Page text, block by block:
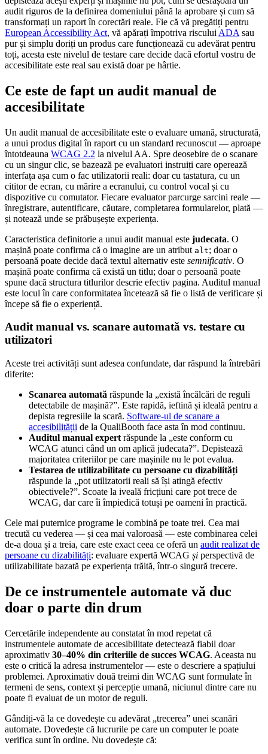
audit riguros de la definirea domeniului până la aprobare și cum să
transformați un raport în corectări reale. Fie că vă pregătiți pentru
European Accessibility Act, vă apărați împotriva riscului ADA sau
pur și simplu doriți un produs care funcționează cu adevărat pentru
toți, acesta este nivelul de testare care decide dacă efortul vostru de
accesibilitate este real sau există doar pe hârtie.
Ce este de fapt un audit manual de
accesibilitate
Un audit manual de accesibilitate este o evaluare umană, structurată,
a unui produs digital în raport cu un standard recunoscut — aproape
întotdeauna WCAG 2.2 la nivelul AA. Spre deosebire de o scanare
cu un singur clic, se bazează pe evaluatori instruiți care operează
interfața așa cum o fac utilizatorii reali: doar cu tastatura, cu un
cititor de ecran, cu mărire a ecranului, cu control vocal și cu
dispozitive cu comutator. Fiecare evaluator parcurge sarcini reale —
înregistrare, autentificare, căutare, completarea formularelor, plată —
și notează unde se prăbușește experiența.
Caracteristica definitorie a unui audit manual este judecata. O
mașină poate confirma că o imagine are un atribut alt; doar o
persoană poate decide dacă textul alternativ este semnificativ. O
mașină poate confirma că există un titlu; doar o persoană poate
spune dacă structura titlurilor descrie efectiv pagina. Auditul manual
este locul în care conformitatea încetează să fie o listă de verificare și
începe să fie o experiență.
Audit manual vs. scanare automată vs. testare cu
utilizatori
Aceste trei activități sunt adesea confundate, dar răspund la întrebări
diferite:
Scanarea automată răspunde la „există încălcări de reguli
detectabile de mașină?”. Este rapidă, ieftină și ideală pentru a
depista regresiile la scară. Software-ul de scanare a
accesibilității de la QualiBooth face asta în mod continuu.
Auditul manual expert răspunde la „este conform cu
WCAG atunci când un om aplică judecata?”. Depistează
majoritatea criteriilor pe care mașinile nu le pot evalua.
Testarea de utilizabilitate cu persoane cu dizabilități
răspunde la „pot utilizatorii reali să își atingă efectiv
obiectivele?”. Scoate la iveală fricțiuni care pot trece de
WCAG, dar care îi împiedică totuși pe oameni în practică.
Cele mai puternice programe le combină pe toate trei. Cea mai
trecută cu vederea — și cea mai valoroasă — este combinarea celei
de-a doua și a treia, care este exact ceea ce oferă un audit realizat de
persoane cu dizabilități: evaluare expertă WCAG și perspectivă de
utilizabilitate bazată pe experiența trăită, într-o singură trecere.
De ce instrumentele automate vă duc
doar o parte din drum
Cercetările independente au constatat în mod repetat că
instrumentele automate de accesibilitate detectează fiabil doar
aproximativ 30–40% din criteriile de succes WCAG. Aceasta nu
este o critică la adresa instrumentelor — este o descriere a spațiului
problemei. Aproximativ două treimi din WCAG sunt formulate în
termeni de sens, context și percepție umană, niciunul dintre care nu
poate fi evaluat de un motor de reguli.
Gândiți-vă la ce dovedește cu adevărat „trecerea” unei scanări
automate. Dovedește că lucrurile pe care un computer le poate
verifica sunt în ordine. Nu dovedește că: